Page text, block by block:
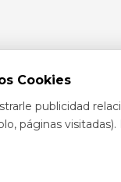
o
Cookies
publicidad
páginas